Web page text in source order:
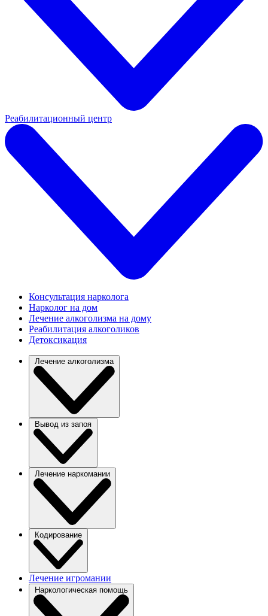
Реабилитационный центр
Консультация нарколога
Нарколог на дом
Лечение алкоголизма на дому
Реабилитация алкоголиков
Детоксикация
Лечение алкоголизма
Вывод из запоя
Лечение наркомании
Кодирование
Лечение игромании
Наркологическая помощь